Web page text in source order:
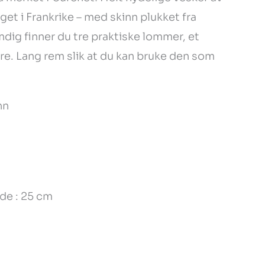
i Frankrike – med skinn plukket fra
finner du tre praktiske lommer, et
Lang rem slik at du kan bruke den som
: 25 cm